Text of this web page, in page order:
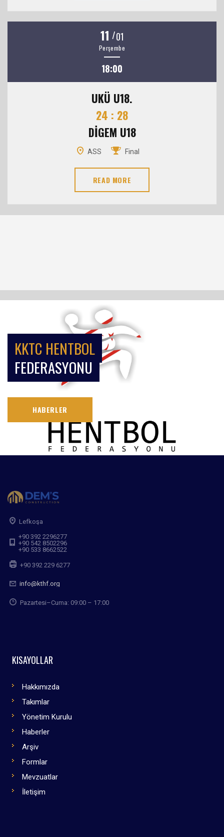
11 /01
Perşembe
18:00
UKÜ U18.
24 : 28
DİGEM U18
ASS Final
READ MORE
KKTC HENTBOL
FEDERASYONU
HABERLER
Lefkoşa
+90 392 2296277
+90 542 8502296
+90 533 8662522
+90 392 229 6277
info@kthf.org
Pazartesi–Cuma: 09:00 – 17:00
KISAYOLLAR
Hakkımızda
Takımlar
Yönetim Kurulu
Haberler
Arşiv
Formlar
Mevzuatlar
İletişim